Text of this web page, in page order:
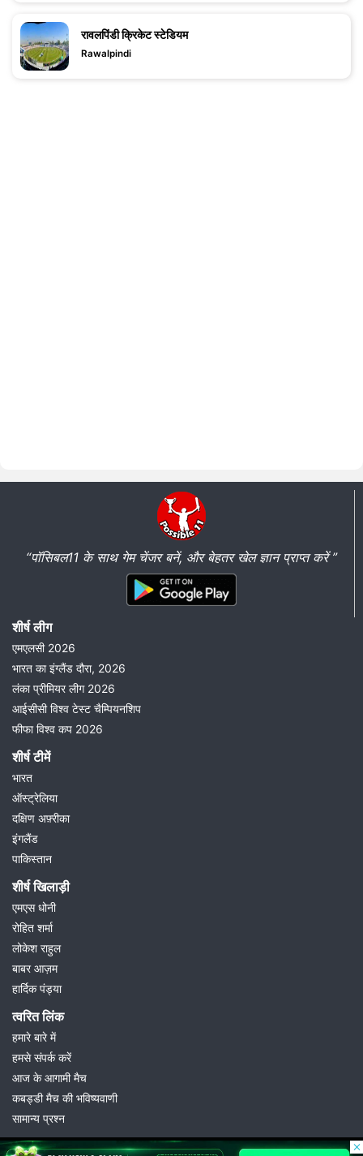
रावलपिंडी क्रिकेट स्टेडियम
Rawalpindi
“पॉसिबल11 के साथ गेम चेंजर बनें, और बेहतर खेल ज्ञान प्राप्त करें ”
शीर्ष लीग
एमएलसी 2026
भारत का इंग्लैंड दौरा, 2026
लंका प्रीमियर लीग 2026
आईसीसी विश्व टेस्ट चैम्पियनशिप
फीफा विश्व कप 2026
शीर्ष टीमें
भारत
ऑस्ट्रेलिया
दक्षिण अफ़्रीका
इंगलैंड
पाकिस्तान
शीर्ष खिलाड़ी
एमएस धोनी
रोहित शर्मा
लोकेश राहुल
बाबर आज़म
हार्दिक पंड्या
त्वरित लिंक
हमारे बारे में
हमसे संपर्क करें
आज के आगामी मैच
कबड्डी मैच की भविष्यवाणी
सामान्य प्रश्न
© 2026 Possible11